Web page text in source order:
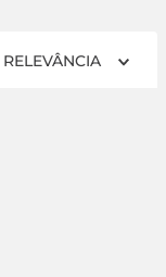
RELEVÂNCIA